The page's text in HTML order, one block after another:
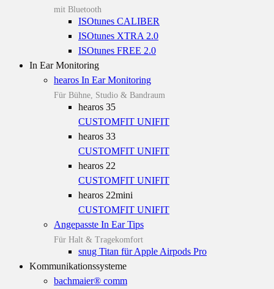
mit Bluetooth
ISOtunes CALIBER
ISOtunes XTRA 2.0
ISOtunes FREE 2.0
In Ear Monitoring
hearos In Ear Monitoring
Für Bühne, Studio & Bandraum
hearos 35
CUSTOMFIT UNIFIT
hearos 33
CUSTOMFIT UNIFIT
hearos 22
CUSTOMFIT UNIFIT
hearos 22mini
CUSTOMFIT UNIFIT
Angepasste In Ear Tips
Für Halt & Tragekomfort
snug Titan für Apple Airpods Pro
Kommunikationssysteme
bachmaier® comm